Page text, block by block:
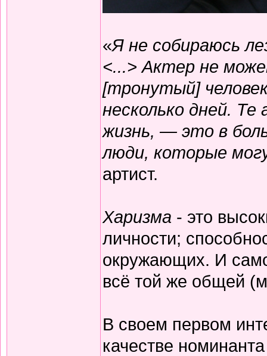
«Я не собираюсь
<...> Актер не
[тронутый]
несколько дней.
жизнь, — это в
люди, которые
артист.
Харизма - это
личности;
окружающих. И
всё той же общей
В своем первом
качестве